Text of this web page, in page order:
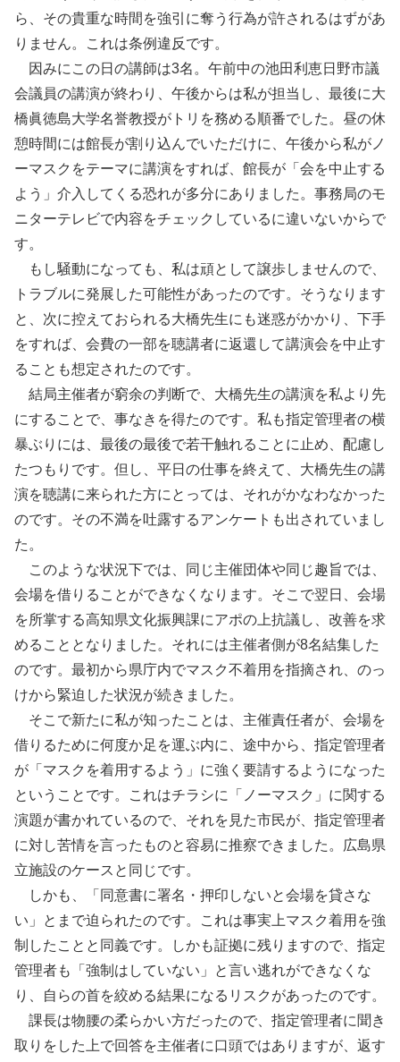
ら、その貴重な時間を強引に奪う行為が許されるはずがあ
りません。これは条例違反です。
因みにこの日の講師は3名。午前中の池田利恵日野市議
会議員の講演が終わり、午後からは私が担当し、最後に大
橋眞徳島大学名誉教授がトリを務める順番でした。昼の休
憩時間には館長が割り込んでいただけに、午後から私がノ
ーマスクをテーマに講演をすれば、館長が「会を中止する
よう」介入してくる恐れが多分にありました。事務局のモ
ニターテレビで内容をチェックしているに違いないからで
す。
もし騒動になっても、私は頑として譲歩しませんので、
トラブルに発展した可能性があったのです。そうなります
と、次に控えておられる大橋先生にも迷惑がかかり、下手
をすれば、会費の一部を聴講者に返還して講演会を中止す
ることも想定されたのです。
結局主催者が窮余の判断で、大橋先生の講演を私より先
にすることで、事なきを得たのです。私も指定管理者の横
暴ぶりには、最後の最後で若干触れることに止め、配慮し
たつもりです。但し、平日の仕事を終えて、大橋先生の講
演を聴講に来られた方にとっては、それがかなわなかった
のです。その不満を吐露するアンケートも出されていまし
た。
このような状況下では、同じ主催団体や同じ趣旨では、
会場を借りることができなくなります。そこで翌日、会場
を所掌する高知県文化振興課にアポの上抗議し、改善を求
めることとなりました。それには主催者側が8名結集した
のです。最初から県庁内でマスク不着用を指摘され、のっ
けから緊迫した状況が続きました。
そこで新たに私が知ったことは、主催責任者が、会場を
借りるために何度か足を運ぶ内に、途中から、指定管理者
が「マスクを着用するよう」に強く要請するようになった
ということです。これはチラシに「ノーマスク」に関する
演題が書かれているので、それを見た市民が、指定管理者
に対し苦情を言ったものと容易に推察できました。広島県
立施設のケースと同じです。
しかも、「同意書に署名・押印しないと会場を貸さな
い」とまで迫られたのです。これは事実上マスク着用を強
制したことと同義です。しかも証拠に残りますので、指定
管理者も「強制はしていない」と言い逃れができなくな
り、自らの首を絞める結果になるリスクがあったのです。
課長は物腰の柔らかい方だったので、指定管理者に聞き
取りをした上で回答を主催者に口頭ではありますが、返す